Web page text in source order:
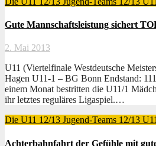
Gute Mannschaftsleistung sichert
2. Mai 2013
U11 (Viertelfinale Westdeutsche
Hagen U11-1 – BG Bonn Endstand:
einem Monat bestritten die U11/1
ihr letztes reguläres Ligaspiel.…
Die U11 12/13 Jugend-Teams 12/13
Achterbahnfahrt der Gefühle mit